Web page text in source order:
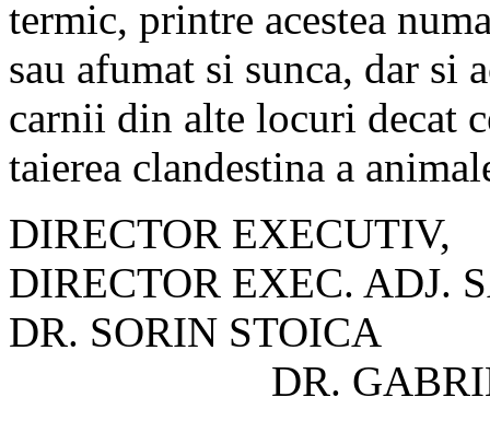
termic, printre acestea
sau afumat si sunca, dar si
carnii din alte locuri decat
taierea clandestina a
DIRECTOR EXEC. ADJ.
DR.
DR.